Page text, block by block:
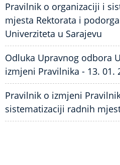
Pravilnik o organizaciji i
mjesta Rektorata i
Univerziteta u Sarajevu
Odluka Upravnog odbora
izmjeni Pravilnika - 13. 01.
Pravilnik o izmjeni
sistematizaciji radnih